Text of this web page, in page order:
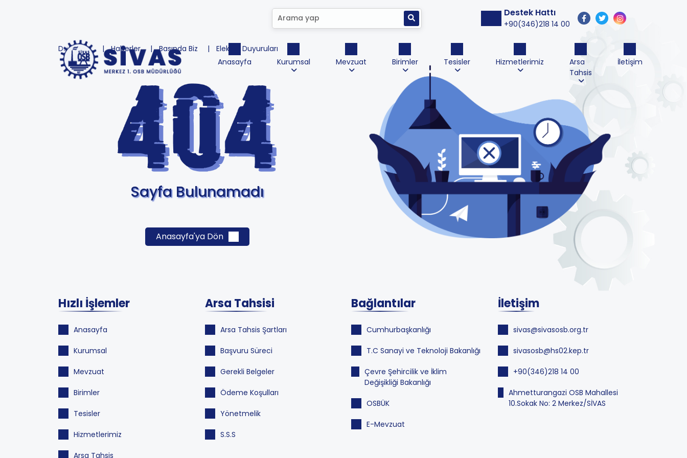
Destek Hattı
+90(346)218 14 00
Duyurular Haberler Basında Biz
Elektrik Duyuruları
Anasayfa
Kurumsal Mevzuat Birimler Tesisler Hizmetlerimiz
Arsa
Tahsis
İletişim
Sayfa Bulunamadı
Anasayfa'ya Dön
Hızlı İşlemler
Anasayfa
Kurumsal
Mevzuat
Birimler
Tesisler
Hizmetlerimiz
Arsa Tahsis
Arsa Tahsisi
Arsa Tahsis Şartları
Başvuru Süreci
Gerekli Belgeler
Ödeme Koşulları
Yönetmelik
S.S.S
Bağlantılar
Cumhurbaşkanlığı
T.C Sanayi ve Teknoloji Bakanlığı
Çevre Şehircilik ve İklim
Değişikliği Bakanlığı
OSBÜK
E-Mevzuat
İletişim
sivas@sivasosb.org.tr
sivasosb@hs02.kep.tr
+90(346)218 14 00
Ahmetturangazi OSB Mahallesi
10.Sokak No: 2 Merkez/SİVAS